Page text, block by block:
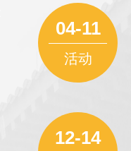
04-11
活动
12-14